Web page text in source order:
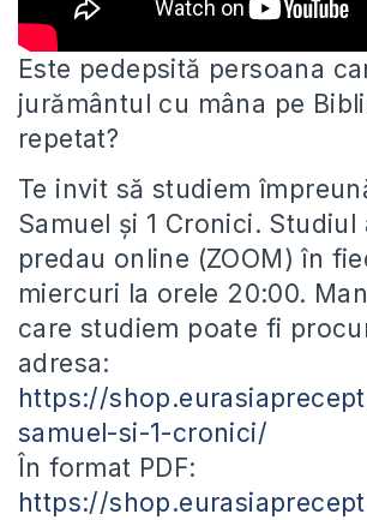
Este pedepsită persoana
jurământul cu mâna pe
repetat?
Te invit să studiem
Samuel și 1 Cronici. Studiul
predau online (ZOOM) în
miercuri la orele 20:00.
care studiem poate fi
adresa:
https://
samuel-si-1-cronici/
În format PDF:
https://